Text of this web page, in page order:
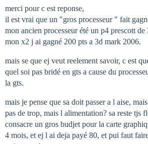
merci pour c est reponse,
il est vrai que un "gros processeur " fait
mon ancien processeur été un p4 prescott
mon x2 j ai gagné 200 pts a 3d mark 2006.
mais se que ej veut reelement savoir, c est
quel soi pas bridé en gts a cause du
la gts.
mais je pense que sa doit passer a l aise,
pas de trop, mais l alimentation? sa reste tjs
consacre un gros budjet pour la carte
4 mois, et ej l ai deja payé 80, et pui faut